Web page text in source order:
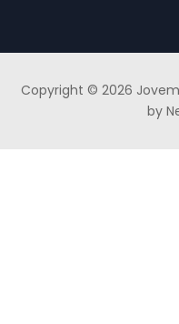
Copyright © 2026 Jovem
by